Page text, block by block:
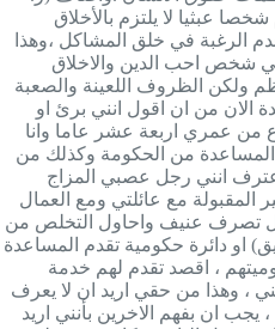
عبثيا لا يلتزم بالأخلاق
الرغبة في خلق المشاكل ،وهذا
شخص احب الدين والاخلاق
ولكن الظروف اللعينة والصعبة
الان من ان اقول انني برئ او
عمري اربعة عشر عاما وانا
المساعدة من الحكومة وكذلك من
انني رجل عصبي المزاج
المقبولة مع عائلتي ومع العمال
تصرف عنيف واحاول التخلص من
او دائرة حكومية تقدم المساعدة
، اقصد تقدم لهم خدمة
، وهذا من حقي اريد ان لا يعرف
ان بفهم الاخرين بأنني اريد